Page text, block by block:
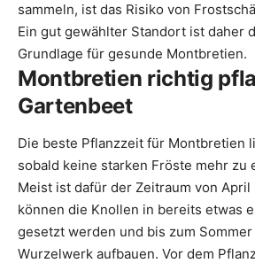
sammeln, ist das Risiko von
Ein gut gewählter Standort ist daher
Grundlage für gesunde Montbretien.
Montbretien richtig
Gartenbeet
Die beste Pflanzzeit für Montbretien
sobald keine starken Fröste mehr zu
Meist ist dafür der Zeitraum von April
können die Knollen in bereits etwas
gesetzt werden und bis zum
Wurzelwerk aufbauen. Vor dem